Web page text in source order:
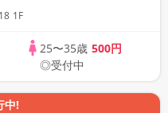
1F
25〜35歳 500円
◎受付中
中!